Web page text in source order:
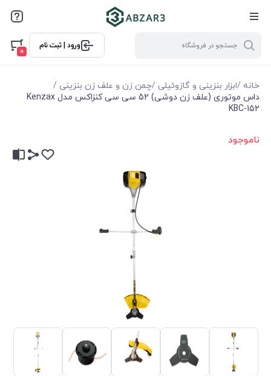
ورود | ثبت نام
0
خانه /ابزار بنزینی و گازوئیلی /چمن زن و علف زن بنزینی /
داس موتوری (علف‌ زن دوشی) 52 سی‌ سی کنزاکس مدل Kenzax
KBC-152
ناموجود